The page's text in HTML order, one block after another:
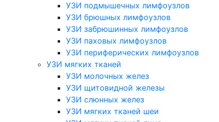
УЗИ подмышечных лимфоузлов
УЗИ брюшных лимфоузлов
УЗИ забрюшинных лимфоузлов
УЗИ паховых лимфоузлов
УЗИ периферических лимфоузлов
УЗИ мягких тканей
УЗИ молочных желез
УЗИ щитовидной железы
УЗИ слюнных желез
УЗИ мягких тканей шеи